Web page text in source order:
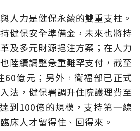
人力是健保永續的雙重支柱。
健保安全準備金，未來也將持
及多元財源挹注方案；在人力
陸續調整急重難罕支付，截至
60億元；另外，衛福部已正式
法，健保署調升住院護理費至
到100億的規模，支持第一線
床人才留得住、回得來。